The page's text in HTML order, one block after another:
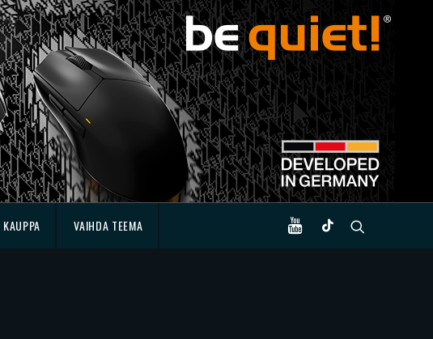
KAUPPA VAIHDA TEEMA